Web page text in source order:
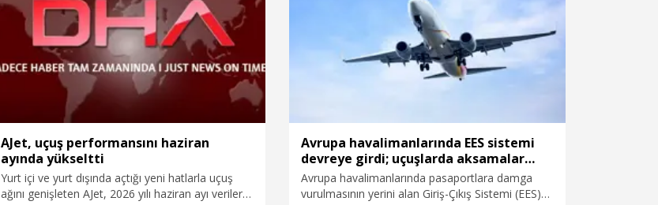
AJet, uçuş performansını haziran
ayında yükseltti
Yurt içi ve yurt dışında açtığı yeni hatlarla uçuş
ağını genişleten AJet, 2026 yılı haziran ayı verilere
Avrupa havalimanlarında EES sistemi
devreye girdi; uçuşlarda aksamalar
yaşanıyor
Avrupa havalimanlarında pasaportlara damga
vurulmasının yerini alan Giriş-Çıkış Sistemi (EES)